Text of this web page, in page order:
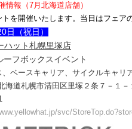
報（7月北海道店舗）
を開催いたします。当日はフェア
日（祝日）
ハット札幌里塚店
ーフボックスイベント
ベースキャリア、サイクルキャリ
海道札幌市清田区里塚２条７－１－
svc/